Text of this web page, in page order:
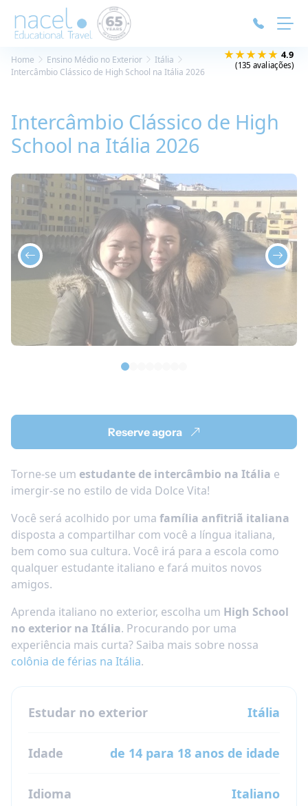
★★★★★ 4.9
(135 avaliações)
Home Ensino Médio no Exterior
Itália
Intercâmbio Clássico de High School na Itália 2026
Intercâmbio Clássico de High
School na Itália 2026
Reserve agora
Torne-se um estudante de intercâmbio na Itália e
imergir-se no estilo de vida Dolce Vita!
Você será acolhido por uma família anfitriã italiana
disposta a compartilhar com você a língua italiana,
bem como sua cultura. Você irá para a escola como
qualquer estudante italiano e fará muitos novos
amigos.
Aprenda italiano no exterior, escolha um High School
no exterior na Itália. Procurando por uma
experiência mais curta? Saiba mais sobre nossa
colônia de férias na Itália.
Estudar no exterior Itália
Idade de 14 para 18 anos de idade
Idioma Italiano
Painel de Gerenciamento de Cookies